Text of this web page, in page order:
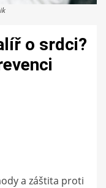
o srdci?
a záštita proti